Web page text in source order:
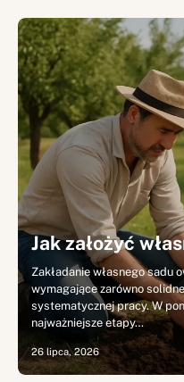
Jak założyć
Zakładanie własnego sadu
wymagające zarówno
systematycznej pracy. W
najważniejsze etapy…
26 lipca, 2026